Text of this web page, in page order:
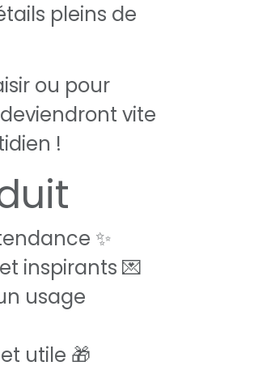
pleins de
ou pour
vite
!
✨
inspirants 💌
usage
utile 🎁